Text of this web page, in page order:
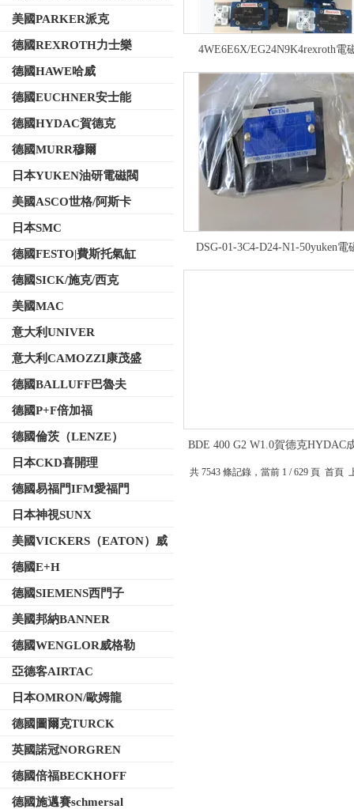
季传媒電磁閥
美國PARKER派克
德國REXROTH力士樂
德國HAWE哈威
德國EUCHNER安士能
德國HYDAC賀德克
德國MURR穆爾
日本YUKEN油研電磁閥
美國ASCO世格/阿斯卡
日本SMC
德國FESTO|費斯托氣缸
德國SICK/施克/西克
美國MAC
意大利UNIVER
意大利CAMOZZI康茂盛
德國BALLUFF巴魯夫
德國P+F倍加福
德國倫茨（LENZE）
日本CKD喜開理
德國易福門IFM愛福門
日本神視SUNX
美國VICKERS（EATON）威
格士
德國E+H
德國SIEMENS西門子
美國邦納BANNER
德國WENGLOR威格勒
亞德客AIRTAC
日本OMRON/歐姆龍
德國圖爾克TURCK
英國諾冠NORGREN
德國倍福BECKHOFF
德國施邁賽schmersal
4WE6E6X/EG24N9K4rexroth電
DSG-01-3C4-D24-N1-50yuken電
BDE 400 G2 W1.0賀德克HYDAC
共 7543 條記錄，當前 1 / 629 頁 首